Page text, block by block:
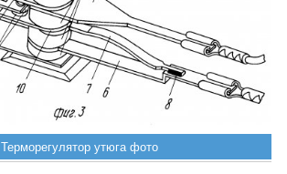
Терморегулятор утюга фото